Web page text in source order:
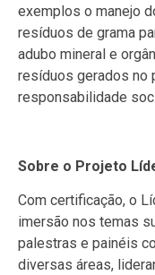
exemplos o manejo
resíduos de grama
adubo mineral e
resíduos gerados no
responsabilidade
Sobre o Projeto
Com certificação, o
imersão nos temas
palestras e painéis
diversas áreas,